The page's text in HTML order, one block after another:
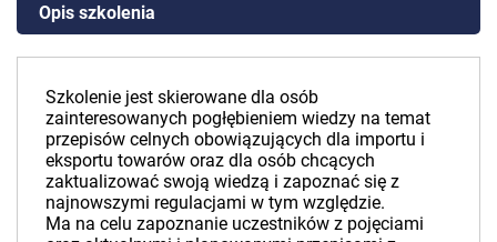
Opis szkolenia
Szkolenie jest skierowane dla osób
zainteresowanych pogłębieniem wiedzy na temat
przepisów celnych obowiązujących dla importu i
eksportu towarów oraz dla osób chcących
zaktualizować swoją wiedzą i zapoznać się z
najnowszymi regulacjami w tym względzie.
Ma na celu zapoznanie uczestników z pojęciami